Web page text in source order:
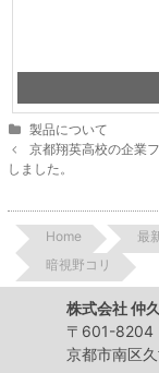
Categories
製品について
Post
navigation
京都翔英高校の企業
しました。
Home 最
暗視野コリ
株式会社 仲久
〒601-8204
京都市南区